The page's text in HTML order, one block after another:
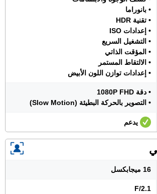
• بانوراما
• تقنية HDR
• إعدادات ISO
• التشغيل السريع
• المؤقت الذاتي
• الالتقاط المستمر
• إعدادات توازن اللون الأبيض
• دقة 1080P FHD
• التصوير بالحركة البطيئة (Slow Motion)
يدعم
16 ميجابكسل
F/2.1